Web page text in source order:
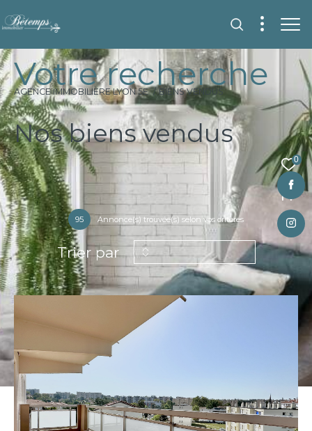
Fr
0
Votre recherche
AGENCE IMMOBILIÈRE LYON 5E BIENS VENDUS
Nos biens vendus
95 Annonce(s) trouvée(s) selon vos critères
Trier par